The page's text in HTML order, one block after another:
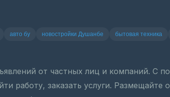
авто бу новостройки Душанбе бытовая техника
от частных лиц и компаний. С
работу, заказать услуги. Размещайте